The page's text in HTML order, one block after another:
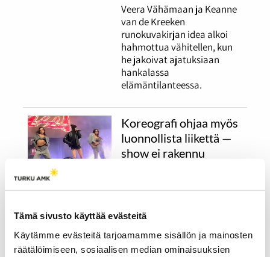
Tämä sivusto käyttää evästeitä
Käytämme evästeitä tarjoamamme sisällön ja mainosten
räätälöimiseen, sosiaalisen median ominaisuuksien
Veera Vähämaan ja Keanne
van de Kreeken
runokuvakirjan idea alkoi
hahmottua vähitellen, kun
he jakoivat ajatuksiaan
hankalassa
elämäntilanteessa.
Koreografi ohjaa myös
luonnollista liikettä —
show ei rakennu
Artistin luonnollinen liike
suunnittelua, samoin kuin
tanssijoiden koreografiat.